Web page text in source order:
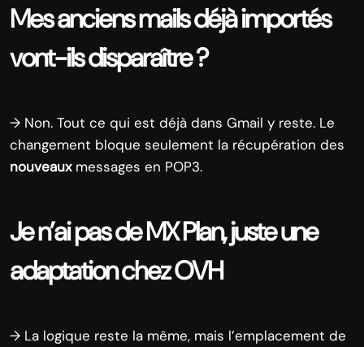
Mes anciens mails déjà importés
vont-ils disparaître ?
→ Non. Tout ce qui est déjà dans Gmail y reste. Le
changement bloque seulement la récupération des
nouveauxmessages en POP3.
Je n’ai pas de MX Plan, juste une
adaptation chez OVH
→ La logique reste la même, mais l’emplacement de